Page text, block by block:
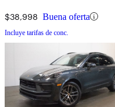
$38,998 Buena oferta
Incluye tarifas de conc.